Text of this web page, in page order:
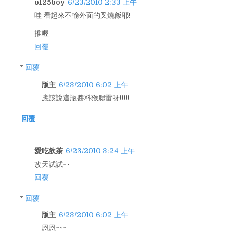
o125boy 6/23/2010 2:33 上午
哇 看起來不輸外面的叉燒飯耶!
推喔
回覆
回覆
版主 6/23/2010 6:02 上午
應該說這瓶醬料猴腮雷呀!!!!!
回覆
愛吃飲茶 6/23/2010 3:24 上午
改天試試~~
回覆
回覆
版主 6/23/2010 6:02 上午
恩恩~~~